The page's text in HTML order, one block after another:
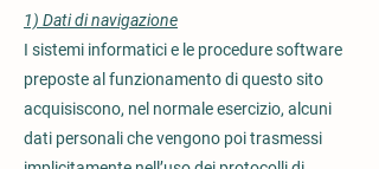
1) Dati di navigazione
I sistemi informatici e le procedure software
preposte al funzionamento di questo sito
acquisiscono, nel normale esercizio, alcuni
dati personali che vengono poi trasmessi